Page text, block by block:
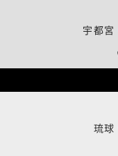
宇都宮
琉球